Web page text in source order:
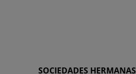
SOCIEDADES HERMANAS